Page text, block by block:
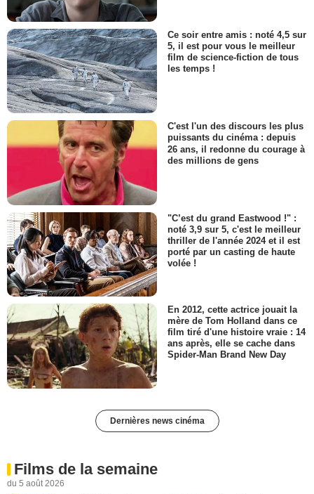
Ce soir entre amis : noté 4,5 sur
5, il est pour vous le meilleur
film de science-fiction de tous
les temps !
C'est l'un des discours les plus
puissants du cinéma : depuis
26 ans, il redonne du courage à
des millions de gens
"C’est du grand Eastwood !" :
noté 3,9 sur 5, c'est le meilleur
thriller de l'année 2024 et il est
porté par un casting de haute
volée !
En 2012, cette actrice jouait la
mère de Tom Holland dans ce
film tiré d'une histoire vraie : 14
ans après, elle se cache dans
Spider-Man Brand New Day
Dernières news cinéma
Films de la semaine
du 5 août 2026